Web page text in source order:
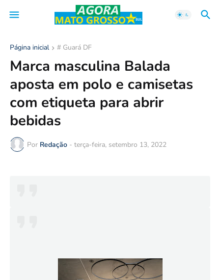
Página inicial # Guará DF
Marca masculina Balada
aposta em polo e camisetas
com etiqueta para abrir
bebidas
Por Redação - terça-feira, setembro 13, 2022